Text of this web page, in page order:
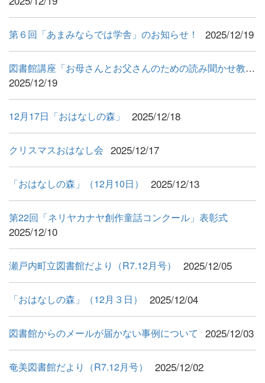
第６回「あまみならでは学舎」のお知らせ！ 2025/12/19
図書館講座「お母さんとお父さんのための読み聞かせ教室 in与論町...
2025/12/19
12月17日「おはなしの森」 2025/12/18
クリスマスおはなし会 2025/12/17
「おはなしの森」（12月10日） 2025/12/13
第22回「ネリヤカナヤ創作童話コンクール」表彰式
2025/12/10
瀬戸内町立図書館だより（R7.12月号） 2025/12/05
「おはなしの森」（12月３日） 2025/12/04
図書館からのメールが届かない事例について 2025/12/03
奄美図書館だより（R7.12月号） 2025/12/02